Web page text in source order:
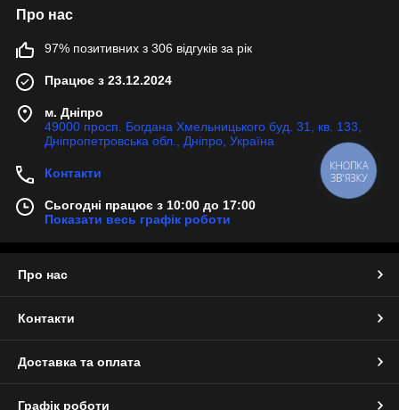
Про нас
97% позитивних з 306 відгуків за рік
Працює з 23.12.2024
м. Дніпро
49000 просп. Богдана Хмельницького буд. 31, кв. 133,
Дніпропетровська обл., Дніпро, Україна
Контакти
Сьогодні працює з 10:00 до 17:00
Показати весь графік роботи
Про нас
Контакти
Доставка та оплата
Графік роботи
КНОПКА
ЗВ'ЯЗКУ